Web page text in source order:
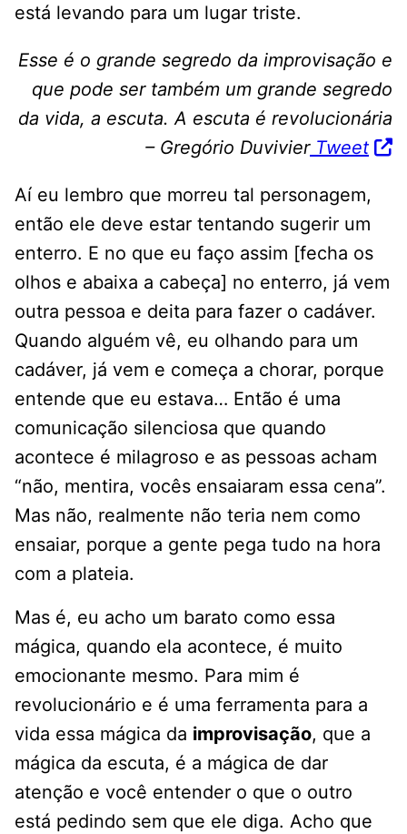
está levando para um lugar triste.
Esse é o grande segredo da improvisação e
que pode ser também um grande segredo
da vida, a escuta. A escuta é revolucionária
– Gregório DuvivierTweet
Aí eu lembro que morreu tal personagem,
então ele deve estar tentando sugerir um
enterro. E no que eu faço assim [fecha os
olhos e abaixa a cabeça] no enterro, já vem
outra pessoa e deita para fazer o cadáver.
Quando alguém vê, eu olhando para um
cadáver, já vem e começa a chorar, porque
entende que eu estava… Então é uma
comunicação silenciosa que quando
acontece é milagroso e as pessoas acham
“não, mentira, vocês ensaiaram essa cena”.
Mas não, realmente não teria nem como
ensaiar, porque a gente pega tudo na hora
com a plateia.
Mas é, eu acho um barato como essa
mágica, quando ela acontece, é muito
emocionante mesmo. Para mim é
revolucionário e é uma ferramenta para a
vida essa mágica da improvisação, que a
mágica da escuta, é a mágica de dar
atenção e você entender o que o outro
está pedindo sem que ele diga. Acho que